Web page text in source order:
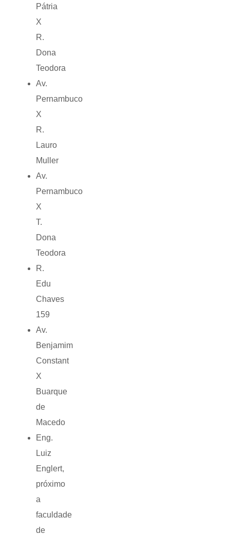
Pátria
X
R.
Dona
Teodora
Av.
Pernambuco
X
R.
Lauro
Muller
Av.
Pernambuco
X
T.
Dona
Teodora
R.
Edu
Chaves
159
Av.
Benjamim
Constant
X
Buarque
de
Macedo
Eng.
Luiz
Englert,
próximo
a
faculdade
de